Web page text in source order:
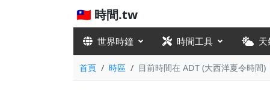
🇹🇼 時間.tw
世界時鐘 時間工具 天
首頁 時區 目前時間在 ADT (大西洋夏令時間)